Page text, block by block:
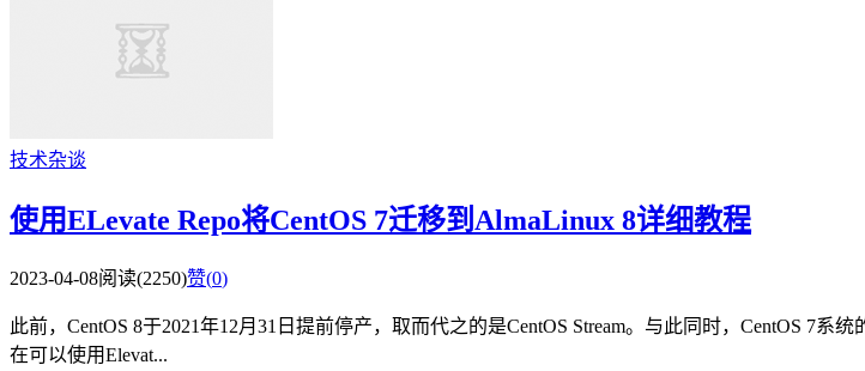
技术杂谈
使用ELevate Repo将CentOS 7迁移到AlmaLinux 8详细教程
2023-04-08阅读(2250)赞(0)
此前，CentOS 8于2021年12月31日提前停产，取而代之的是CentOS Stream。与此同时，CentOS 7
在可以使用Elevat...